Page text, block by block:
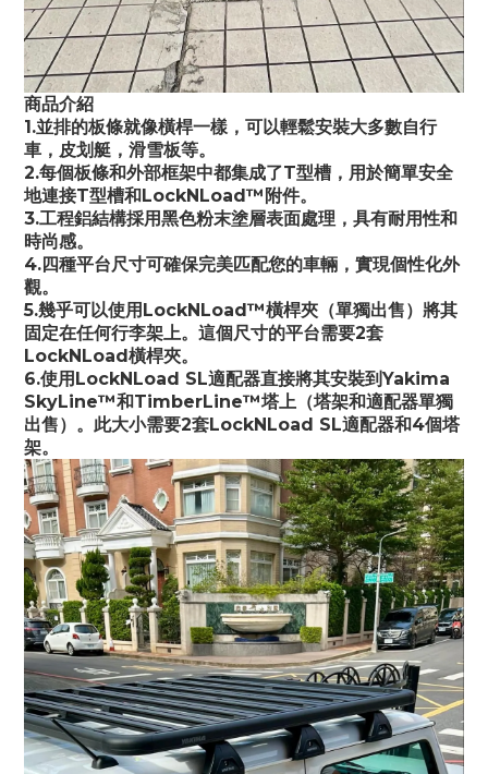
商品介紹
1.並排的板條就像橫桿一樣，可以輕鬆安裝大多數自行
車，皮划艇，滑雪板等。
2.每個板條和外部框架中都集成了T型槽，用於簡單安全
地連接T型槽和LockNLoad™附件。
3.工程鋁結構採用黑色粉末塗層表面處理，具有耐用性和
時尚感。
4.四種平台尺寸可確保完美匹配您的車輛，實現個性化外
觀。
5.幾乎可以使用LockNLoad™橫桿夾（單獨出售）將其
固定在任何行李架上。這個尺寸的平台需要2套
LockNLoad橫桿夾。
6.使用LockNLoad SL適配器直接將其安裝到Yakima
SkyLine™和TimberLine™塔上（塔架和適配器單獨
出售）。此大小需要2套LockNLoad SL適配器和4個塔
架。